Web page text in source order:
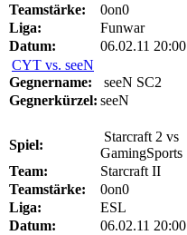
Teamstärke:
0on0
Liga:
Funwar
Datum:
06.02.11 20:00
CYT vs. seeN
Gegnername:
seeN SC2
Gegnerkürzel: seeN
Spiel:
Starcraft 2 vs
GamingSports
Team:
Starcraft II
Teamstärke:
0on0
Liga:
ESL
Datum:
06.02.11 20:00